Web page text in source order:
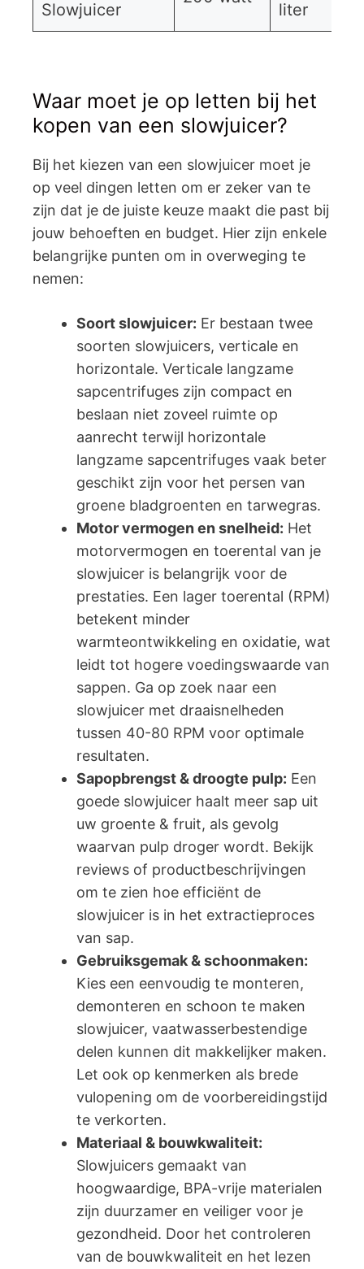
Slowjuicer liter
Waar moet je op letten bij het
kopen van een slowjuicer?
Bij het kiezen van een slowjuicer moet je
op veel dingen letten om er zeker van te
zijn dat je de juiste keuze maakt die past bij
jouw behoeften en budget. Hier zijn enkele
belangrijke punten om in overweging te
nemen:
Soort slowjuicer: Er bestaan twee
soorten slowjuicers, verticale en
horizontale. Verticale langzame
sapcentrifuges zijn compact en
beslaan niet zoveel ruimte op
aanrecht terwijl horizontale
langzame sapcentrifuges vaak beter
geschikt zijn voor het persen van
groene bladgroenten en tarwegras.
Motor vermogen en snelheid: Het
motorvermogen en toerental van je
slowjuicer is belangrijk voor de
prestaties. Een lager toerental (RPM)
betekent minder
warmteontwikkeling en oxidatie, wat
leidt tot hogere voedingswaarde van
sappen. Ga op zoek naar een
slowjuicer met draaisnelheden
tussen 40-80 RPM voor optimale
resultaten.
Sapopbrengst & droogte pulp: Een
goede slowjuicer haalt meer sap uit
uw groente & fruit, als gevolg
waarvan pulp droger wordt. Bekijk
reviews of productbeschrijvingen
om te zien hoe efficiënt de
slowjuicer is in het extractieproces
van sap.
Gebruiksgemak & schoonmaken:
Kies een eenvoudig te monteren,
demonteren en schoon te maken
slowjuicer, vaatwasserbestendige
delen kunnen dit makkelijker maken.
Let ook op kenmerken als brede
vulopening om de voorbereidingstijd
te verkorten.
Materiaal & bouwkwaliteit:
Slowjuicers gemaakt van
hoogwaardige, BPA-vrije materialen
zijn duurzamer en veiliger voor je
gezondheid. Door het controleren
van de bouwkwaliteit en het lezen